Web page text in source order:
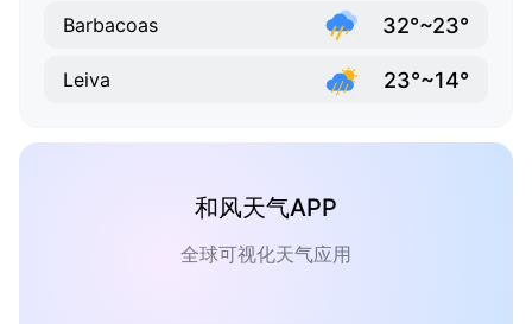
Barbacoas 32°~23°
Leiva 23°~14°
和风天气APP
全球可视化天气应用